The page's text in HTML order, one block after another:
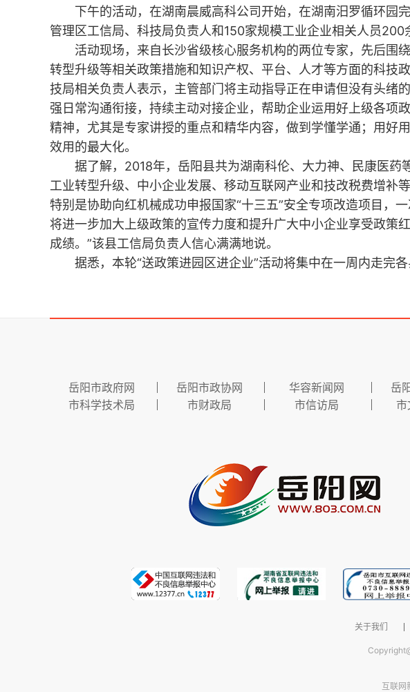
下午的活动，在湖南晨威高科公司开始，在湖南汨罗循环园
管理区工信局、科技局负责人和150家规模工业企业相关人员200
活动现场，来自长沙省级核心服务机构的两位专家，先后围
转型升级等相关政策措施和知识产权、平台、人才等方面的科技
技局相关负责人表示，主管部门将主动指导正在申请但没有头绪
强日常沟通衔接，持续主动对接企业，帮助企业运用好上级各项
精神，尤其是专家讲授的重点和精华内容，做到学懂学通；用好
效用的最大化。
据了解，2018年，岳阳县共为湖南科伦、大力神、民康医药
工业转型升级、中小企业发展、移动互联网产业和技改税费增补
特别是协助向红机械成功申报国家“十三五”安全专项改造项目，
将进一步加大上级政策的宣传力度和提升广大中小企业享受政策
成绩。”该县工信局负责人信心满满地说。
据悉，本轮“送政策进园区进企业”活动将集中在一周内走完各
岳阳市政府网 岳阳市政协网 华容新闻网 岳
市科学技术局
市财政局 市信访局 市
关于我们
互联网